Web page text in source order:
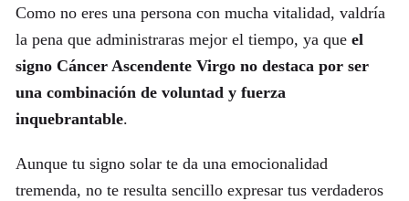
Como no eres una persona con mucha vitalidad, valdría
la pena que administraras mejor el tiempo, ya que el
signo Cáncer Ascendente Virgo no destaca por ser
una combinación de voluntad y fuerza
inquebrantable.
Aunque tu signo solar te da una emocionalidad
tremenda, no te resulta sencillo expresar tus verdaderos